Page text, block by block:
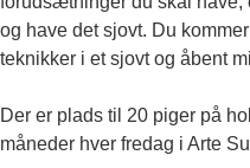
og have det sjovt. Du
teknikker i et sjovt og åbent
Der er plads til 20 piger på
måneder hver fredag i Arte